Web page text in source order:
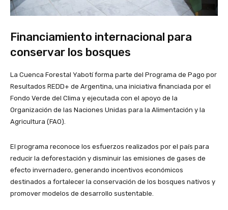
Financiamiento internacional para
conservar los bosques
La Cuenca Forestal Yabotí forma parte del Programa de Pago por
Resultados REDD+ de Argentina, una iniciativa financiada por el
Fondo Verde del Clima y ejecutada con el apoyo de la
Organización de las Naciones Unidas para la Alimentación y la
Agricultura (FAO).
El programa reconoce los esfuerzos realizados por el país para
reducir la deforestación y disminuir las emisiones de gases de
efecto invernadero, generando incentivos económicos
destinados a fortalecer la conservación de los bosques nativos y
promover modelos de desarrollo sustentable.